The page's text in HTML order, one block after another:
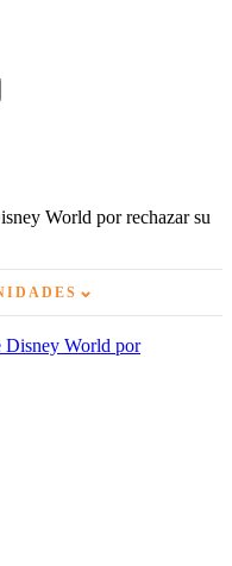
World por rechazar su
⌄